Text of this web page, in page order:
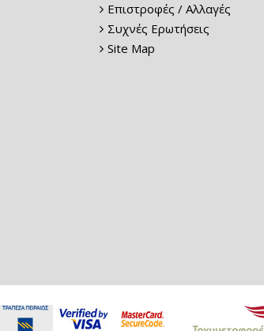
Επιστροφές / Αλλαγές
Συχνές Ερωτήσεις
Site Map